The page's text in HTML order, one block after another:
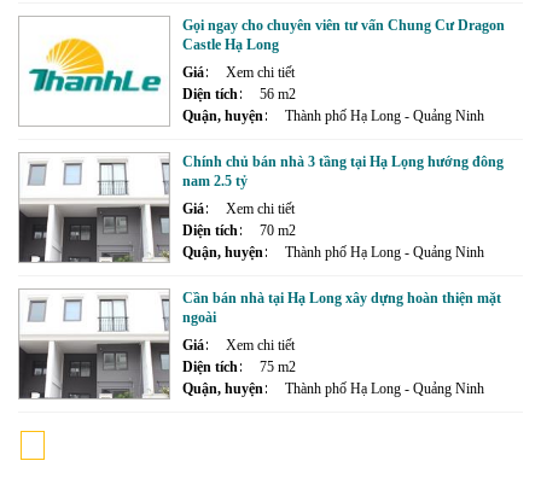
Gọi ngay cho chuyên viên tư vấn Chung Cư Dragon
Castle Hạ Long
Giá
Xem chi tiết
Diện tích
56 m2
Quận, huyện
Thành phố Hạ Long - Quảng Ninh
Chính chủ bán nhà 3 tầng tại Hạ Lọng hướng đông
nam 2.5 tỷ
Giá
Xem chi tiết
Diện tích
70 m2
Quận, huyện
Thành phố Hạ Long - Quảng Ninh
Cần bán nhà tại Hạ Long xây dựng hoàn thiện mặt
ngoài
Giá
Xem chi tiết
Diện tích
75 m2
Quận, huyện
Thành phố Hạ Long - Quảng Ninh